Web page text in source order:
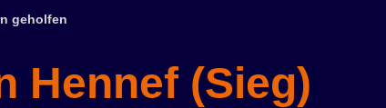
geholfen
Hennef (Sieg)